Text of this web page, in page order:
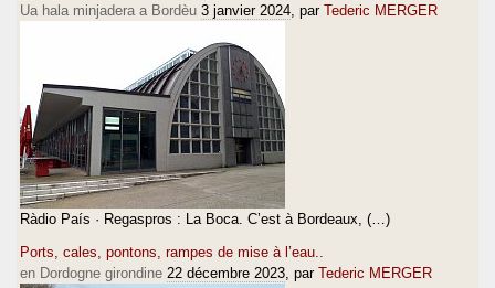
Ua hala minjadera a Bordèu 3 janvier 2024 , par Tederic MERGER
Ràdio País · Regaspros : La Boca. C’est à Bordeaux, (…)
Ports, cales, pontons, rampes de mise à l’eau..
en Dordogne girondine 22 décembre 2023 , par Tederic MERGER